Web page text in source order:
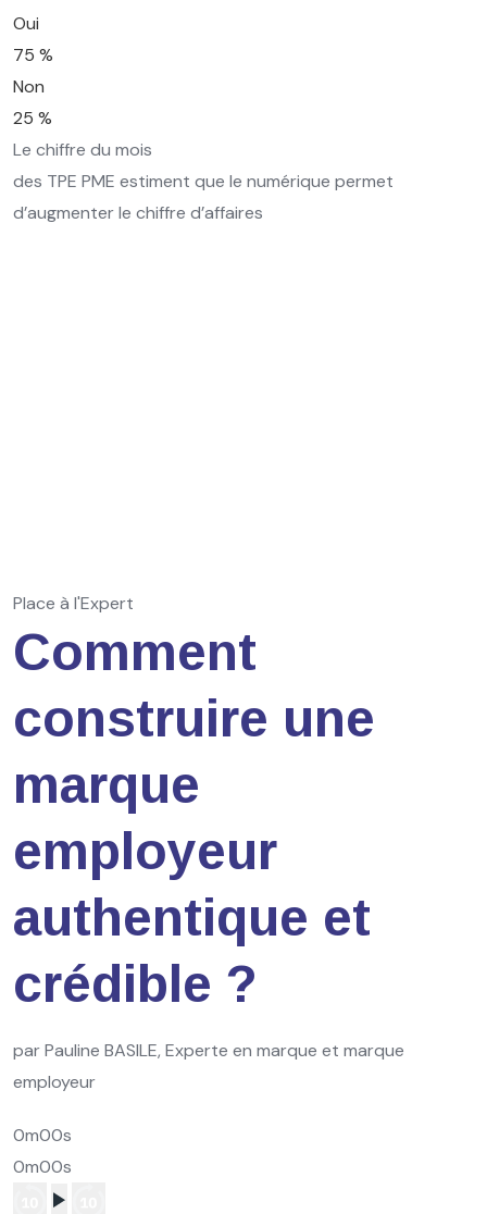
Oui
75 %
Non
25 %
Le chiffre du mois
des TPE PME estiment que le numérique permet
d’augmenter le chiffre d’affaires
Place à l'Expert
Comment
construire une
marque
employeur
authentique et
crédible ?
par Pauline BASILE, Experte en marque et marque
employeur
0m00s
0m00s